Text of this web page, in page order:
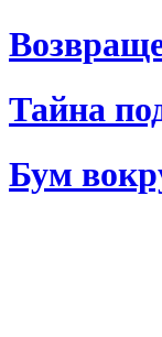
Тайна
Бум